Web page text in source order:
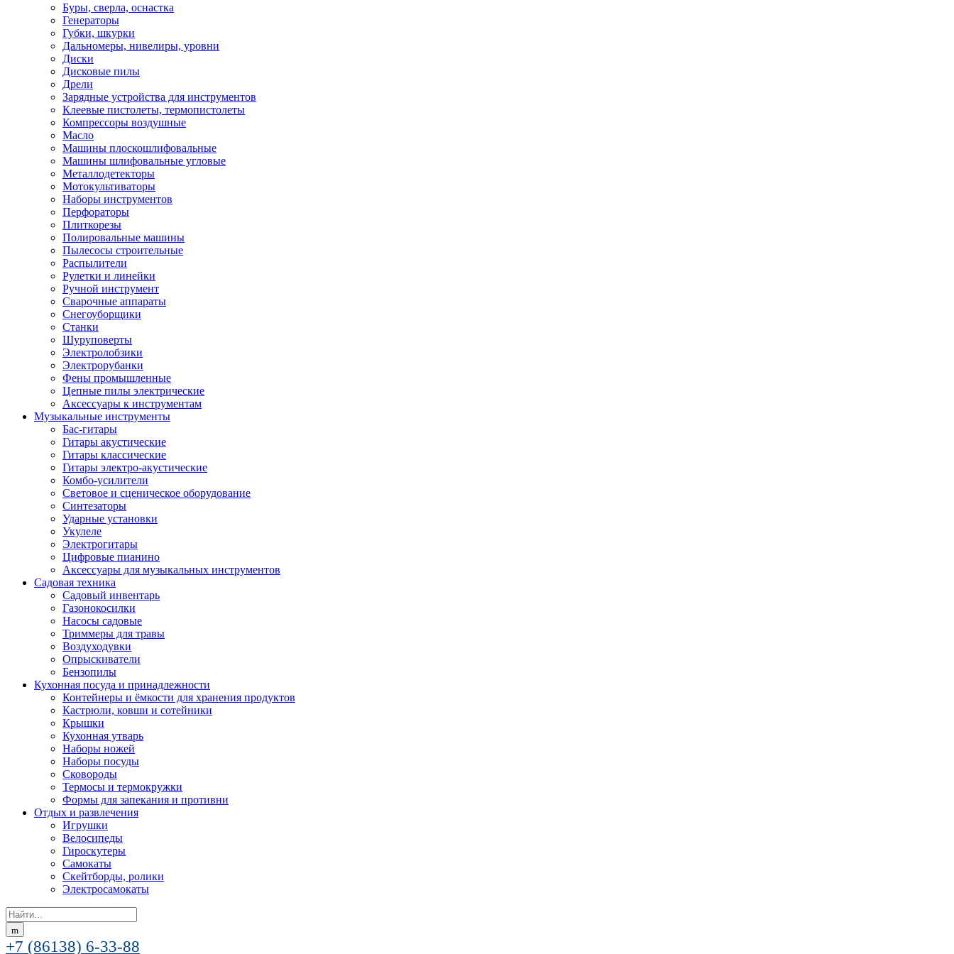
Буры, сверла, оснастка
Генераторы
Губки, шкурки
Дальномеры, нивелиры, уровни
Диски
Дисковые пилы
Дрели
Зарядные устройства для инструментов
Клеевые пистолеты, термопистолеты
Компрессоры воздушные
Масло
Машины плоскошлифовальные
Машины шлифовальные угловые
Металлодетекторы
Мотокультиваторы
Наборы инструментов
Перфораторы
Плиткорезы
Полировальные машины
Пылесосы строительные
Распылители
Рулетки и линейки
Ручной инструмент
Сварочные аппараты
Снегоуборщики
Станки
Шуруповерты
Электролобзики
Электрорубанки
Фены промышленные
Цепные пилы электрические
Аксессуары к инструментам
Музыкальные инструменты
Бас-гитары
Гитары акустические
Гитары классические
Гитары электро-акустические
Комбо-усилители
Световое и сценическое оборудование
Синтезаторы
Ударные установки
Укулеле
Электрогитары
Цифровые пианино
Аксессуары для музыкальных инструментов
Садовая техника
Садовый инвентарь
Газонокосилки
Насосы садовые
Триммеры для травы
Воздуходувки
Опрыскиватели
Бензопилы
Кухонная посуда и принадлежности
Контейнеры и ёмкости для хранения продуктов
Кастрюли, ковши и сотейники
Крышки
Кухонная утварь
Наборы ножей
Наборы посуды
Сковороды
Термосы и термокружки
Формы для запекания и противни
Отдых и развлечения
Игрушки
Велосипеды
Гироскутеры
Самокаты
Скейтборды, ролики
Электросамокаты
Search
for:
+7 (86138) 6-33-88